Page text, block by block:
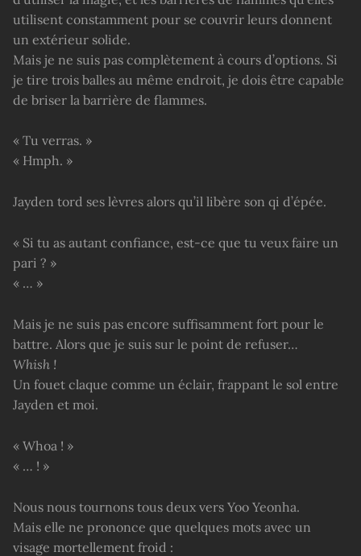
utilisent constamment pour se couvrir leurs donnent
un extérieur solide.
Mais je ne suis pas complètement à cours d’options. Si
je tire trois balles au même endroit, je dois être capable
de briser la barrière de flammes.
« Tu verras. »
« Hmph. »
Jayden tord ses lèvres alors qu’il libère son qi d’épée.
« Si tu as autant confiance, est-ce que tu veux faire un
pari ? »
« … »
Mais je ne suis pas encore suffisamment fort pour le
battre. Alors que je suis sur le point de refuser…
Whish !
Un fouet claque comme un éclair, frappant le sol entre
Jayden et moi.
« Whoa ! »
« … ! »
Nous nous tournons tous deux vers Yoo Yeonha.
Mais elle ne prononce que quelques mots avec un
visage mortellement froid :